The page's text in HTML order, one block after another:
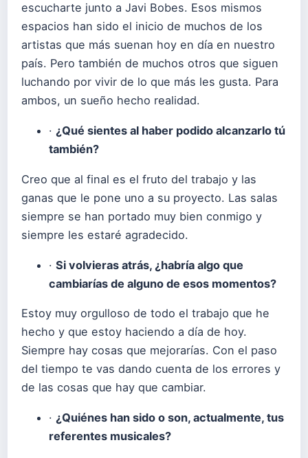
escucharte junto a Javi Bobes. Esos mismos
espacios han sido el inicio de muchos de los
artistas que más suenan hoy en día en nuestro
país. Pero también de muchos otros que siguen
luchando por vivir de lo que más les gusta. Para
ambos, un sueño hecho realidad.
· ¿Qué sientes al haber podido alcanzarlo tú
también?
Creo que al final es el fruto del trabajo y las
ganas que le pone uno a su proyecto. Las salas
siempre se han portado muy bien conmigo y
siempre les estaré agradecido.
· Si volvieras atrás, ¿habría algo que
cambiarías de alguno de esos momentos?
Estoy muy orgulloso de todo el trabajo que he
hecho y que estoy haciendo a día de hoy.
Siempre hay cosas que mejorarías. Con el paso
del tiempo te vas dando cuenta de los errores y
de las cosas que hay que cambiar.
· ¿Quiénes han sido o son, actualmente, tus
referentes musicales?